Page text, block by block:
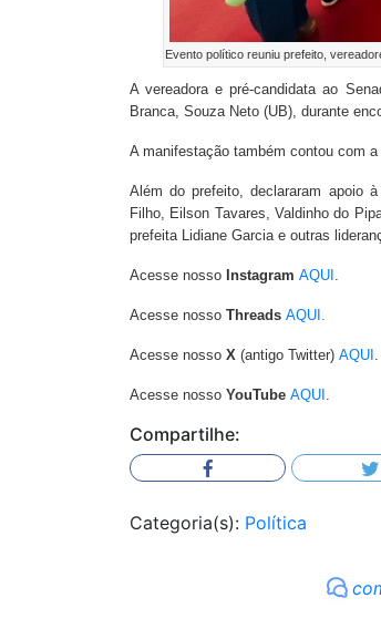
Evento político reuniu prefeito,
A vereadora e pré-candidata ao
Branca, Souza Neto (UB), durante
A manifestação também contou com
Além do prefeito, declararam apoio
Filho, Eilson Tavares, Valdinho do
prefeita Lidiane Garcia e outras
Acesse nosso Instagram AQUI .
Acesse nosso Threads AQUI.
Acesse nosso X (antigo Twitter) AQUI .
Acesse nosso YouTube AQUI .
Compartilhe:
Categoria(s): Política